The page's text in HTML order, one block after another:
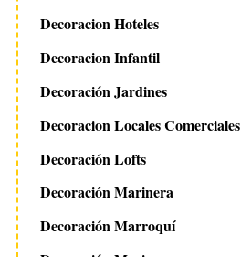
Decoracion Hoteles
Decoracion Infantil
Decoración Jardines
Decoracion Locales Comerciales
Decoración Lofts
Decoración Marinera
Decoración Marroquí